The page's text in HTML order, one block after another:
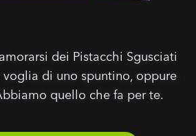
dei Pistacchi Sgusciati
di uno spuntino, oppure
quello che fa per te.